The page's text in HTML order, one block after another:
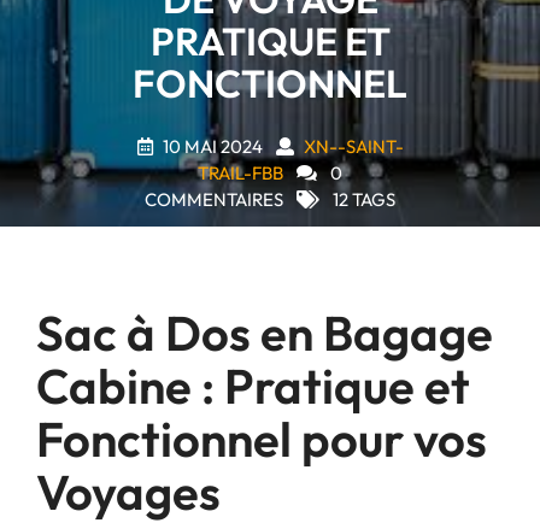
PRATIQUE ET
FONCTIONNEL
10 MAI 2024
XN--SAINT-
TRAIL-FBB
0
COMMENTAIRES
12 TAGS
Sac à Dos en Bagage
Cabine : Pratique et
Fonctionnel pour vos
Voyages